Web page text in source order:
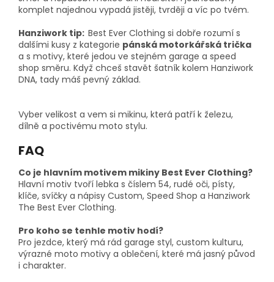
komplet najednou vypadá jistěji, tvrději a víc po tvém.
Hanziwork tip: Best Ever Clothing si dobře rozumí s
dalšími kusy z kategorie pánská motorkářská trička
a s motivy, které jedou ve stejném garage a speed
shop směru. Když chceš stavět šatník kolem Hanziwork
DNA, tady máš pevný základ.
Vyber velikost a vem si mikinu, která patří k železu,
dílně a poctivému moto stylu.
FAQ
Co je hlavním motivem mikiny Best Ever Clothing?
Hlavní motiv tvoří lebka s číslem 54, rudé oči, písty,
klíče, svíčky a nápisy Custom, Speed Shop a Hanziwork
The Best Ever Clothing.
Pro koho se tenhle motiv hodí?
Pro jezdce, který má rád garage styl, custom kulturu,
výrazné moto motivy a oblečení, které má jasný původ
i charakter.